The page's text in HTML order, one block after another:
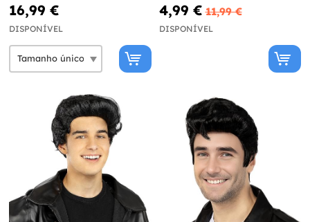
16,99 €
DISPONÍVEL
4,99 € 11,99 €
DISPONÍVEL